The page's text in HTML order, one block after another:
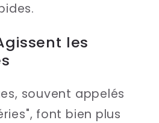
les
souvent appelés
font bien plus